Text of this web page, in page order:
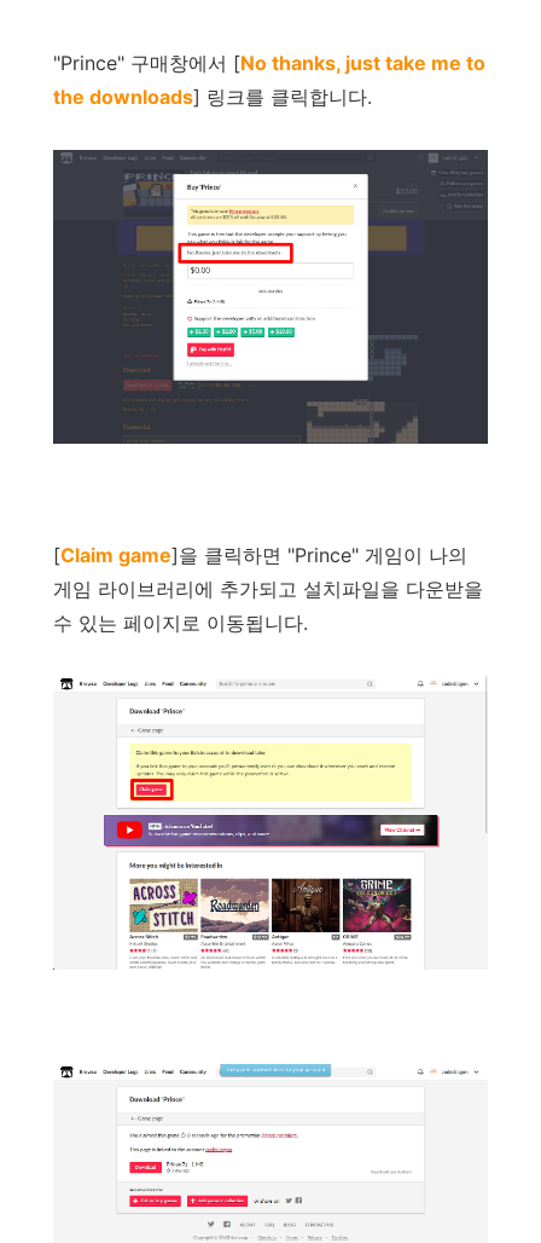
"Prince" 구매창에서 [No thanks, just take me to
the downloads] 링크를 클릭합니다.
[Claim game]을 클릭하면 "Prince" 게임이 나의
게임 라이브러리에 추가되고 설치파일을 다운받을
수 있는 페이지로 이동됩니다.